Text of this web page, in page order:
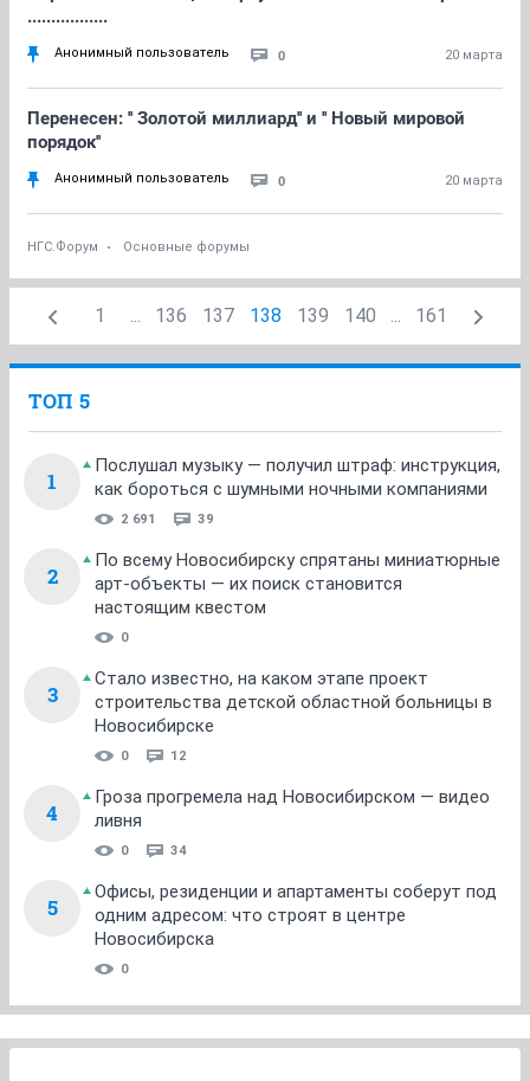
.................
Анонимный пользователь 0 20 марта
Перенесен: '' Золотой миллиард'' и '' Новый мировой
порядок''
Анонимный пользователь 0 20 марта
НГС.Форум Основные форумы
1 ... 136 137 138 139 140 ... 161
ТОП 5
1
Послушал музыку — получил штраф: инструкция,
как бороться с шумными ночными компаниями
2 691 39
2
По всему Новосибирску спрятаны миниатюрные
арт-объекты — их поиск становится
настоящим квестом
0
3
Стало известно, на каком этапе проект
строительства детской областной больницы в
Новосибирске
0 12
4
Гроза прогремела над Новосибирском — видео
ливня
0 34
5
Офисы, резиденции и апартаменты соберут под
одним адресом: что строят в центре
Новосибирска
0